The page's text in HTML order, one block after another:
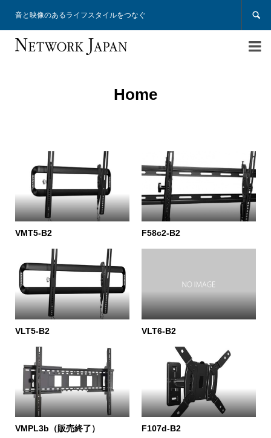
音と映像のあるライフスタイルをつなぐ 

Home
VMT5-B2 F58c2-B2
VLT5-B2 VLT6-B2
VMPL3b（販売終了） F107d-B2